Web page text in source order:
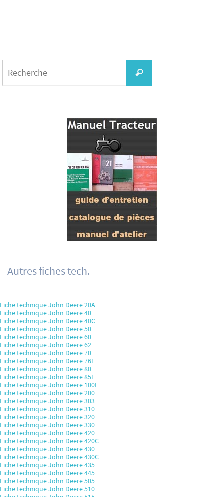
Recherche
Autres fiches tech.
Fiche technique John Deere 20A
Fiche technique John Deere 40
Fiche technique John Deere 40C
Fiche technique John Deere 50
Fiche technique John Deere 60
Fiche technique John Deere 62
Fiche technique John Deere 70
Fiche technique John Deere 76F
Fiche technique John Deere 80
Fiche technique John Deere 85F
Fiche technique John Deere 100F
Fiche technique John Deere 200
Fiche technique John Deere 303
Fiche technique John Deere 310
Fiche technique John Deere 320
Fiche technique John Deere 330
Fiche technique John Deere 420
Fiche technique John Deere 420C
Fiche technique John Deere 430
Fiche technique John Deere 430C
Fiche technique John Deere 435
Fiche technique John Deere 445
Fiche technique John Deere 505
Fiche technique John Deere 510